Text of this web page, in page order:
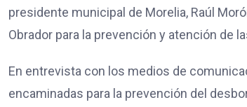
presidente municipal de Morelia, Raúl
Obrador para la prevención y atención de
En entrevista con los medios de
encaminadas para la prevención del